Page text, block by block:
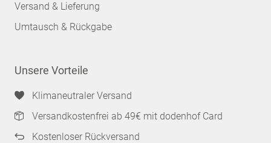
Versand & Lieferung
Umtausch & Rückgabe
Unsere Vorteile
Klimaneutraler Versand
Versandkostenfrei ab 49€ mit dodenhof Card
Kostenloser Rückversand